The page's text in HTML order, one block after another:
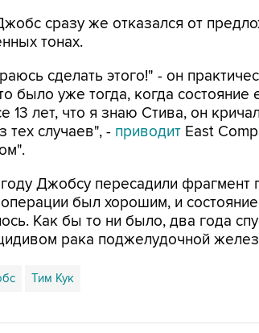
сразу же отказался от
тонах.
сделать этого!" - он
было уже тогда, когда
13 лет, что я знаю Стива, он
тех случаев", - приводит East
Джобсу пересадили фрагмент
был хорошим, и
Как бы то ни было, два года
рака поджелудочной
Тим Кук